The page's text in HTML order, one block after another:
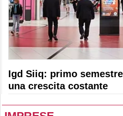
Igd Siiq: primo
una crescita costante